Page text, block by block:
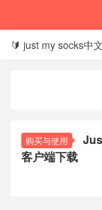
🔰 just my socks中
7、续费教程 8、
🌐 justmysocks
购买与使用
客户端下载